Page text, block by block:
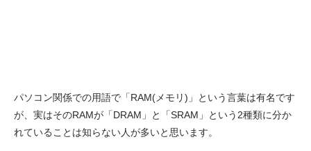
パソコン関係での用語で「RAM(メモリ)」という言葉は有名です
が、実はそのRAMが「DRAM」と「SRAM」という2種類に分か
れていることは知らない人が多いと思います。